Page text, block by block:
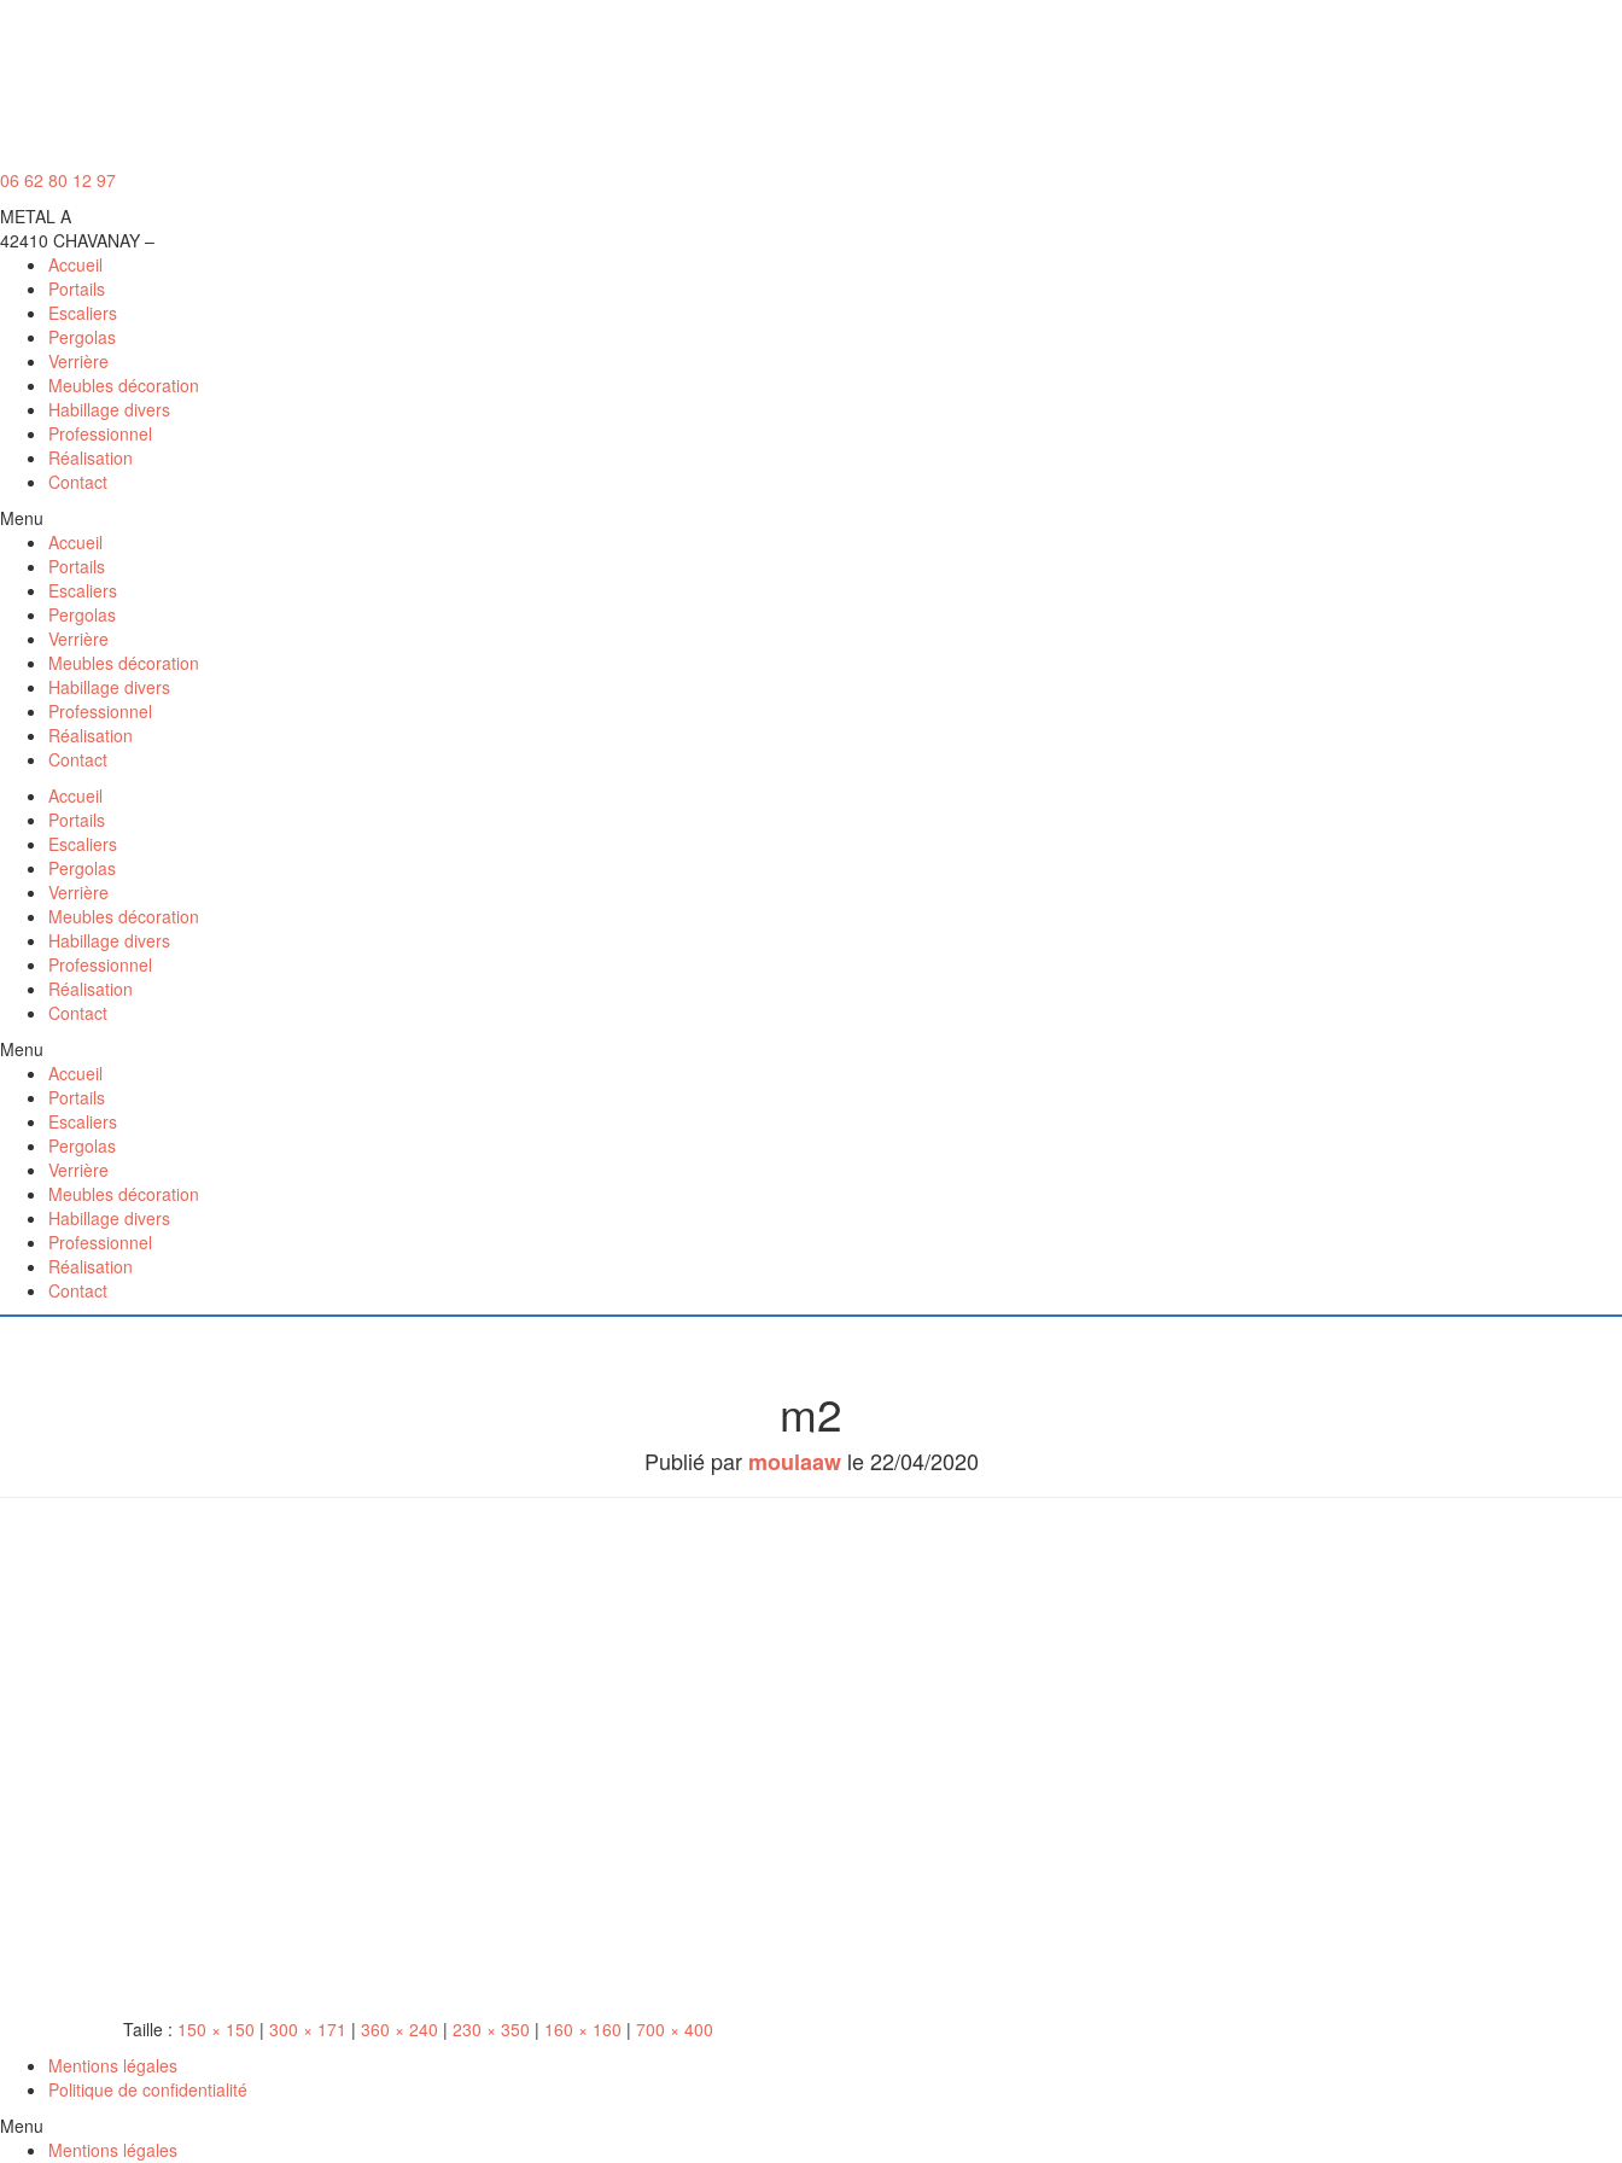
06 62 80 12 97
METAL A
42410 CHAVANAY –
Accueil
Portails
Escaliers
Pergolas
Verrière
Meubles décoration
Habillage divers
Professionnel
Réalisation
Contact
Menu
Accueil
Portails
Escaliers
Pergolas
Verrière
Meubles décoration
Habillage divers
Professionnel
Réalisation
Contact
Accueil
Portails
Escaliers
Pergolas
Verrière
Meubles décoration
Habillage divers
Professionnel
Réalisation
Contact
Menu
Accueil
Portails
Escaliers
Pergolas
Verrière
Meubles décoration
Habillage divers
Professionnel
Réalisation
Contact
m2
Publié par moulaawle22/04/2020
Taille : 150 × 150 | 300 × 171 | 360 × 240 | 230 × 350 | 160 × 160 | 700 × 400
Mentions légales
Politique de confidentialité
Menu
Mentions légales